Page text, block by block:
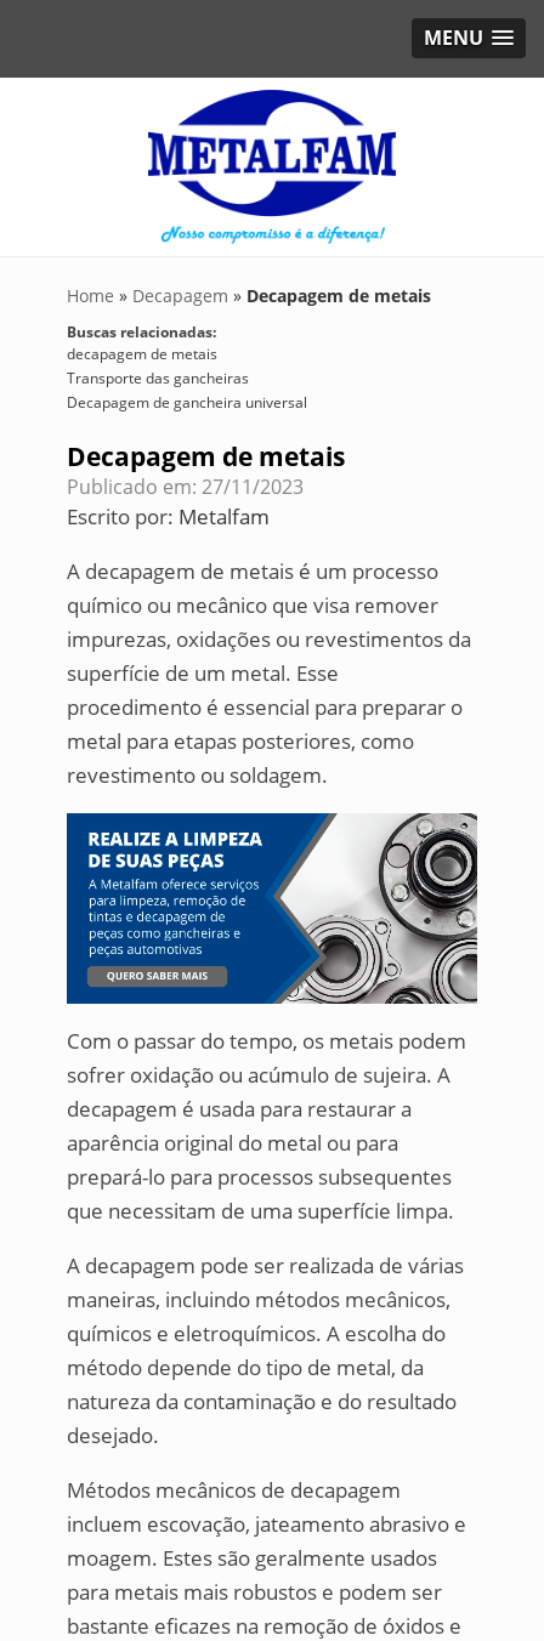
MENU
Home » Decapagem » Decapagem de metais
Buscas relacionadas:
decapagem de metais
Transporte das gancheiras
Decapagem de gancheira universal
Decapagem de metais
Publicado em: 27/11/2023
Escrito por: Metalfam
A decapagem de metais é um processo
químico ou mecânico que visa remover
impurezas, oxidações ou revestimentos da
superfície de um metal. Esse
procedimento é essencial para preparar o
metal para etapas posteriores, como
revestimento ou soldagem.
Com o passar do tempo, os metais podem
sofrer oxidação ou acúmulo de sujeira. A
decapagem é usada para restaurar a
aparência original do metal ou para
prepará-lo para processos subsequentes
que necessitam de uma superfície limpa.
A decapagem pode ser realizada de várias
maneiras, incluindo métodos mecânicos,
químicos e eletroquímicos. A escolha do
método depende do tipo de metal, da
natureza da contaminação e do resultado
desejado.
Métodos mecânicos de decapagem
incluem escovação, jateamento abrasivo e
moagem. Estes são geralmente usados
para metais mais robustos e podem ser
bastante eficazes na remoção de óxidos e